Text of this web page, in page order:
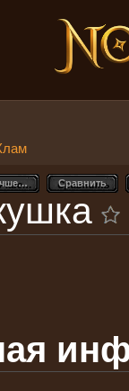
Сравнить
Сравнить